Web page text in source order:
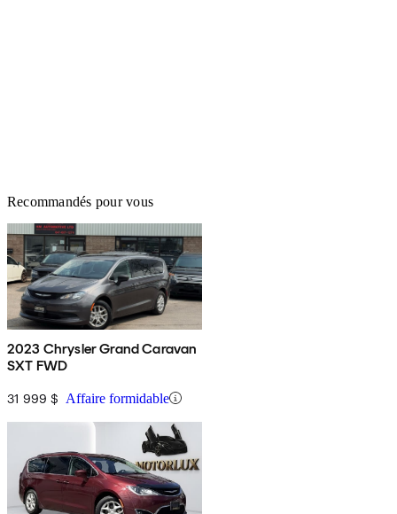
Recommandés pour vous
2023 Chrysler Grand Caravan
SXT FWD
31 999 $ Affaire formidable